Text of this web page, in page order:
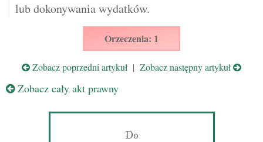
lub dokonywania wydatków.
Orzeczenia: 1
Zobacz poprzedni artykuł | Zobacz następny artykuł
Zobacz cały akt prawny
Do